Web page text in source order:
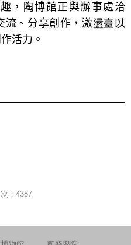
，陶博館正與辦事處洽
流、分享創作，激盪臺以
活力。
：4387